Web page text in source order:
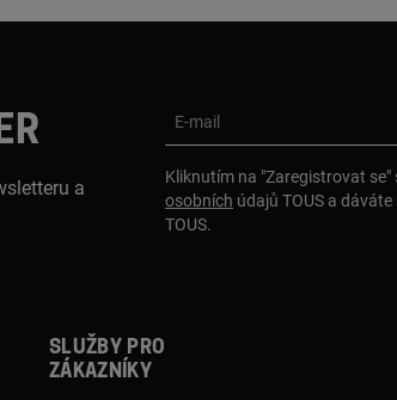
a
E-mail
Kliknutím na "Zaregistrovat se"
osobních údajů TOUS a
TOUS.
Služby pro
zákazníky